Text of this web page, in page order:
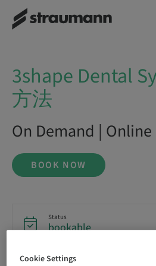
3shape Dental System 活用方
法
3shape Dental
方法
On Demand | Online
BOOK NOW
Status
bookable
Cookie Settings